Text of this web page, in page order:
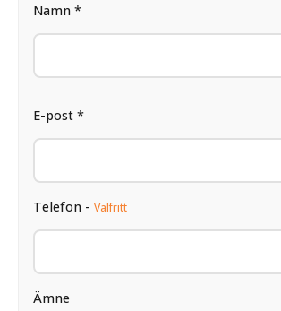
Namn *
E-post *
Telefon - Valfritt
Ämne